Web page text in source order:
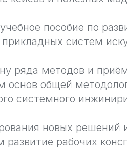
пособие по
прикладных систем
ряда методов и
основ общей
системного
новых решений
развитие рабочих